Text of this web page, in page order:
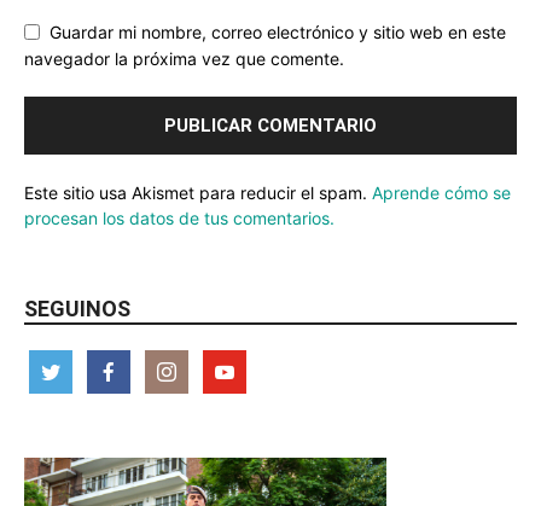
Guardar mi nombre, correo electrónico y sitio web en este
navegador la próxima vez que comente.
Este sitio usa Akismet para reducir el spam. Aprende cómo se
procesan los datos de tus comentarios.
SEGUINOS